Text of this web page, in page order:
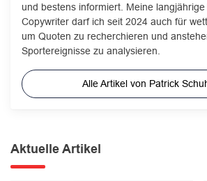
und bestens informiert. Meine
Copywriter darf ich seit 2024 auch für
um Quoten zu recherchieren und
Sportereignisse zu analysieren.
Alle Artikel von Patrick
Aktuelle Artikel